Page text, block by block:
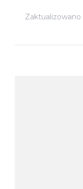
Zaktualizowano